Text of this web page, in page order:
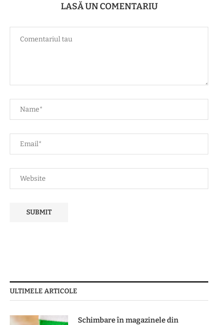
LASĂ UN COMENTARIU
ULTIMELE ARTICOLE
Schimbare în magazinele din